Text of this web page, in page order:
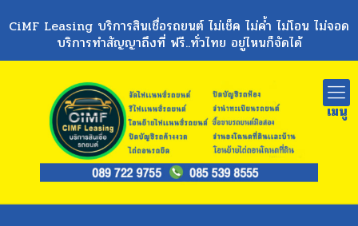
CiMF Leasing บริการสินเชื่อรถยนต์ ไม่เช็ค ไม่ค้ำ ไม่โอน ไม่จอด
บริการทำสัญญาถึงที่ ฟรี..ทั่วไทย อยู่ไหนก็จัดได้